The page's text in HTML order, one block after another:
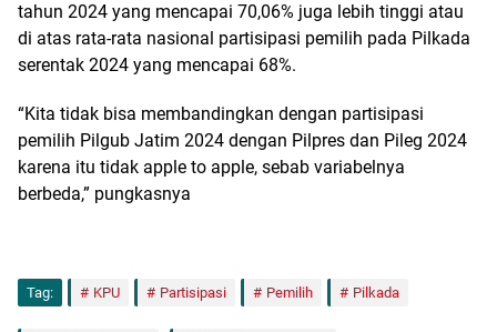
tahun 2024 yang mencapai 70,06% juga lebih tinggi atau
di atas rata-rata nasional partisipasi pemilih pada Pilkada
serentak 2024 yang mencapai 68%.
“Kita tidak bisa membandingkan dengan partisipasi
pemilih Pilgub Jatim 2024 dengan Pilpres dan Pileg 2024
karena itu tidak apple to apple, sebab variabelnya
berbeda,” pungkasnya
Tag: KPU Partisipasi Pemilih Pilkada